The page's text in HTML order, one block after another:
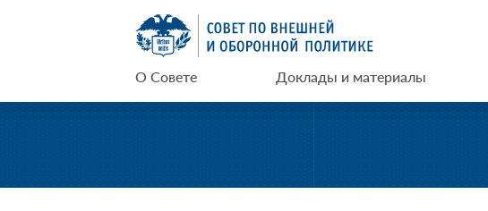
СВОП
О Совете Доклады и материалы